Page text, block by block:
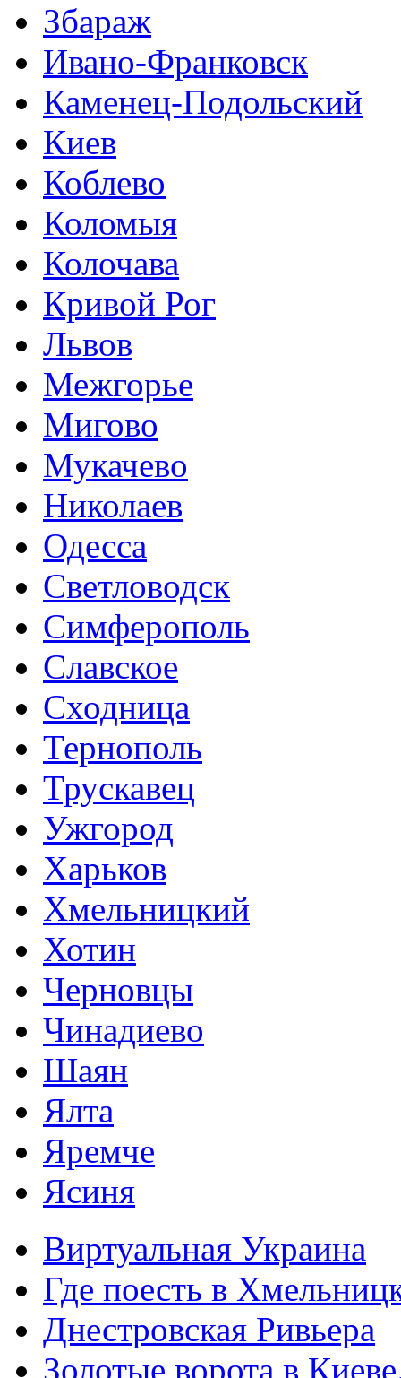
Збараж
Ивано-Франковск
Каменец-Подольский
Киев
Коблево
Коломыя
Колочава
Кривой Рог
Львов
Межгорье
Мигово
Мукачево
Николаев
Одесса
Светловодск
Симферополь
Славское
Сходница
Тернополь
Трускавец
Ужгород
Харьков
Хмельницкий
Хотин
Черновцы
Чинадиево
Шаян
Ялта
Яремче
Ясиня
Виртуальная Украина
Где поесть в
Днестровская Ривьера
Золотые ворота в